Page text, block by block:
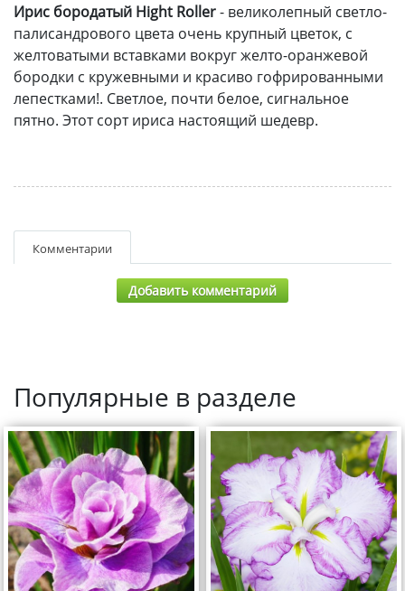
Ирис бородатый Hight Roller- великолепный светло-
палисандрового цвета очень крупный цветок, с
желтоватыми вставками вокруг желто-оранжевой
бородки с кружевными и красиво гофрированными
лепестками!. Светлое, почти белое, сигнальное
пятно. Этот сорт ириса настоящий шедевр.
Комментарии
Добавить комментарий
Популярные в разделе